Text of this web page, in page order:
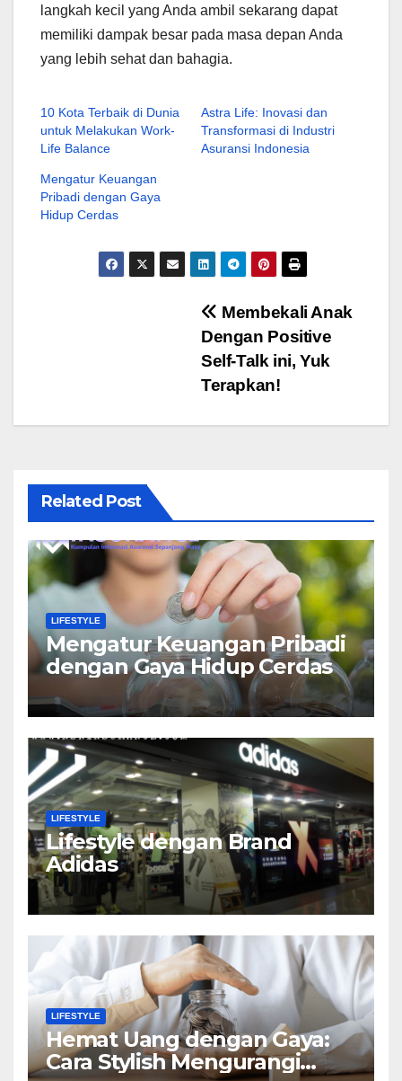
langkah kecil yang Anda ambil sekarang dapat
memiliki dampak besar pada masa depan Anda
yang lebih sehat dan bahagia.
10 Kota Terbaik di Dunia
untuk Melakukan Work-
Life Balance
Astra Life: Inovasi dan
Transformasi di Industri
Asuransi Indonesia
Mengatur Keuangan
Pribadi dengan Gaya
Hidup Cerdas
Membekali Anak
Dengan Positive
Self-Talk ini, Yuk
Terapkan!
Related Post
LIFESTYLE
Mengatur Keuangan Pribadi
dengan Gaya Hidup Cerdas
LIFESTYLE
Lifestyle dengan Brand
Adidas
LIFESTYLE
Hemat Uang dengan Gaya:
Cara Stylish Mengurangi